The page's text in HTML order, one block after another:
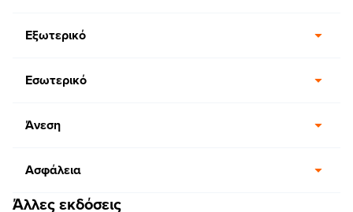
Εξωτερικό
Εσωτερικό
Άνεση
Ασφάλεια
Άλλες εκδόσεις